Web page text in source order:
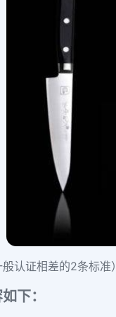
般认证相差的2条标准
下：